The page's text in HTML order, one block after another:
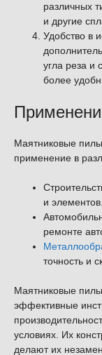
различных
и другие
Удобство в
угла реза и
более
Маятниковые
применение в
и элементов.
ремонте
точность и
Маятниковые
эффективные
условиях. Их
делают их